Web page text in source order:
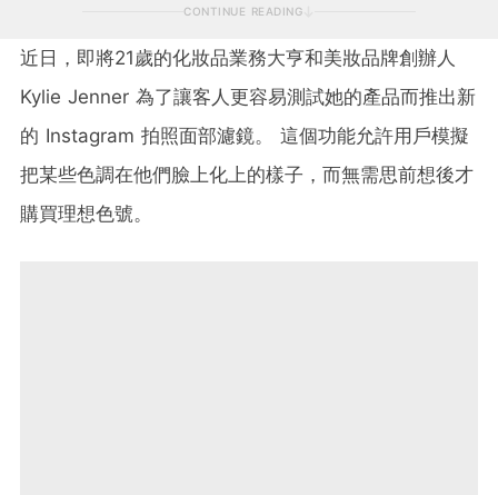
CONTINUE READING
近日，即將21 歲的化妝品業務大亨和美妝品牌創辦人
Kylie Jenner 為了讓客人更容易測試她的產品而推出新
的 Instagram 拍照面部濾鏡。
這個功能允許用戶模擬
把某些色調在他們臉上化上的樣子，而無需思前想後才
購買理想色號。